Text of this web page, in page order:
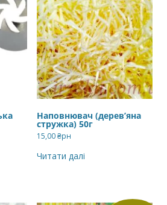
Наповнювач (дерев’яна
стружка) 50г
15,00₴рн
Читати далі